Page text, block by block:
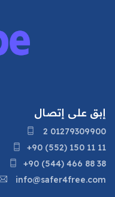
إبق على إتصال
2 01279309900
+90 (552) 150 11 11
+90 (544) 466 88 38
info@safer4free.com